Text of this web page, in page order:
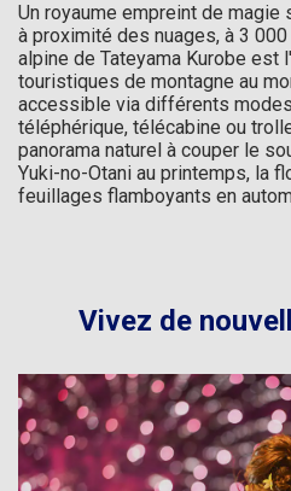
Un royaume empreint de
à proximité des nuages, à 3
alpine de Tateyama Kurobe est
touristiques de montagne au
accessible via différents
téléphérique, télécabine ou
panorama naturel à couper le
Yuki-no-Otani au printemps, la
feuillages flamboyants en
Vivez de